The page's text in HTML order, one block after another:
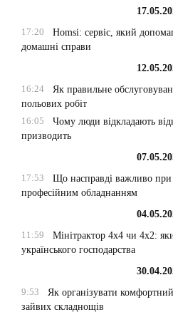
17:20
Homsi: сервіс, який
домашні справи
16:24
Як правильне
польових робіт
16:05
Чому люди відкладають
призводить
17:53
Що насправді важливо при
професійним обладнанням
11:59
Мінітрактор 4х4 чи 4х2:
українського господарства
9:53
Як організувати
зайвих складнощів